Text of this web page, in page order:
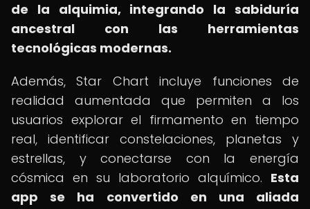
de la alquimia, integrando la sabiduría
ancestral con las herramientas
tecnológicas modernas.
Además, Star Chart incluye funciones de
realidad aumentada que permiten a los
usuarios explorar el firmamento en tiempo
real, identificar constelaciones, planetas y
estrellas, y conectarse con la energía
cósmica en su laboratorio alquímico. Esta
app se ha convertido en una aliada